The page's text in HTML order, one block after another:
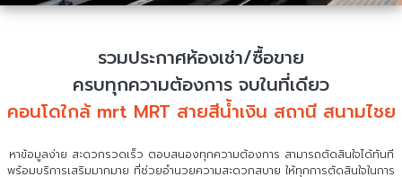
รวมประกาศห้องเช่า/ซื้อขาย
ครบทุกความต้องการ จบในที่เดียว
คอนโดใกล้ mrt MRT สายสีน้ำเงิน สถานี สนามไชย
หาข้อมูลง่าย สะดวกรวดเร็ว ตอบสนองทุกความต้องการ สามารถตัดสินใจได้ทันที
พร้อมบริการเสริมมากมาย ที่ช่วยอำนวยความสะดวกสบาย ให้ทุกการตัดสินใจในการ